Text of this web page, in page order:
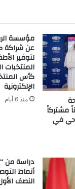
مشتركاً
في
مؤسسة
عن شراكة
لتوفير
كأس
الإلكترونية
منذ 6 أيام
دراسة من
أنماط
النصف الأول